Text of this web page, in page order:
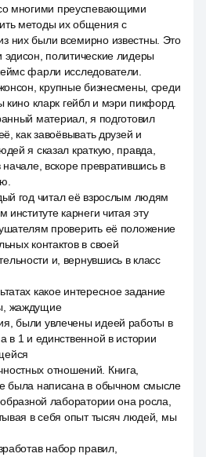
многими преуспевающими
методы их общения с
них были всемирно известны. Это
эдисон, политические лидеры
фарли исследователи.
крупные бизнесмены, среди
кино кларк гейбл и мэри пикфорд.
материал, я подготовил
как завоёвывать друзей и
я сказал краткую, правда,
вскоре превратившись в
год читал её взрослым людям
институте карнеги читая эту
проверить её положение
контактов в своей
и, вернувшись в класс
какое интересное задание
жаждущие
были увлечены идеей работы в
в 1 и единственной в истории
отношений. Книга,
была написана в обычном смысле
лаборатории она росла,
в себя опыт тысяч людей, мы
набор правил,